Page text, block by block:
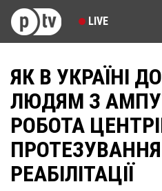
LIVE
ЯК В УКРАЇНІ
ЛЮДЯМ З
РОБОТА
РЕАБІЛІТАЦІЇ